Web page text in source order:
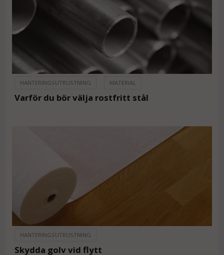
HANTERINGSUTRUSTNING MATERIAL
Varför du bör välja rostfritt stål
HANTERINGSUTRUSTNING
Skydda golv vid flytt